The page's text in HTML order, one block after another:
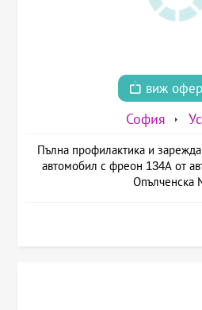
виж
София
Пълна профилактика и
автомобил с фреон 134А от
Опълченска